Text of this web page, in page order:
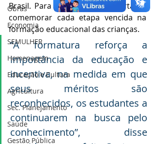
Obras
Economia
SEMULHER
Homenagem
Educação e Cultura
Agricultura
Sec. Planejamento
Saúde
Gestão Pública
Brasil. Para o prefeito, é importante
comemorar cada etapa vencida na
formação educacional das crianças.
“A formatura reforça a
importância da educação e
incentiva, na medida em que
seus méritos são
reconhecidos, os estudantes a
continuarem na busca pelo
conhecimento”, disse